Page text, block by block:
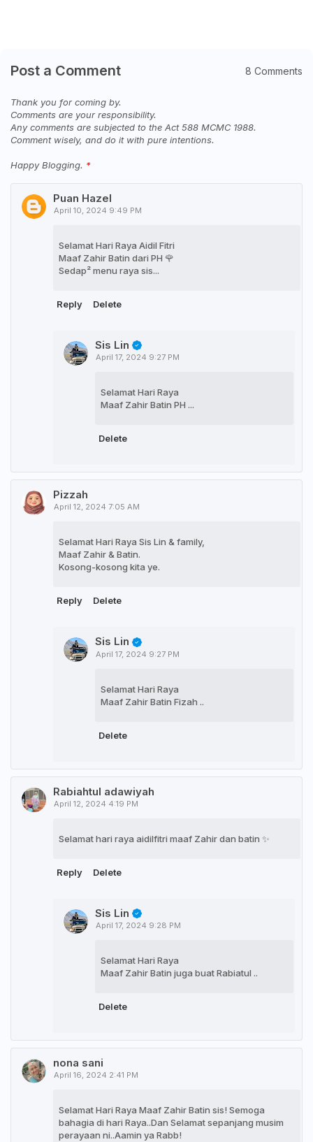
Post a Comment 8 Comments
Thank you for coming by.
Comments are your responsibility.
Any comments are subjected to the Act 588 MCMC 1988.
Comment wisely, and do it with pure intentions.
Happy Blogging.
Puan Hazel
April 10, 2024 9:49 PM
Selamat Hari Raya Aidil Fitri
Maaf Zahir Batin dari PH 🌹
Sedap² menu raya sis...
Reply Delete
Sis Lin
April 17, 2024 9:27 PM
Selamat Hari Raya
Maaf Zahir Batin PH ...
Delete
Pizzah
April 12, 2024 7:05 AM
Selamat Hari Raya Sis Lin & family,
Maaf Zahir & Batin.
Kosong-kosong kita ye.
Reply Delete
Sis Lin
April 17, 2024 9:27 PM
Selamat Hari Raya
Maaf Zahir Batin Fizah ..
Delete
Rabiahtul adawiyah
April 12, 2024 4:19 PM
Selamat hari raya aidilfitri maaf Zahir dan batin ✨
Reply Delete
Sis Lin
April 17, 2024 9:28 PM
Selamat Hari Raya
Maaf Zahir Batin juga buat Rabiatul ..
Delete
nona sani
April 16, 2024 2:41 PM
Selamat Hari Raya Maaf Zahir Batin sis! Semoga
bahagia di hari Raya..Dan Selamat sepanjang musim
perayaan ni..Aamin ya Rabb!